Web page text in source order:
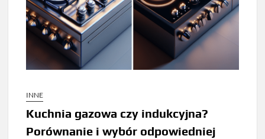
INNE
Kuchnia gazowa czy indukcyjna?
Porównanie i wybór odpowiedniej